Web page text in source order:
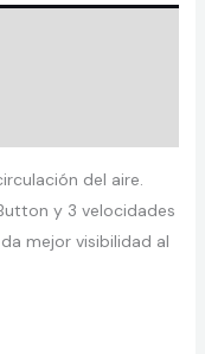
del aire.
y 3 velocidades
mejor visibilidad al